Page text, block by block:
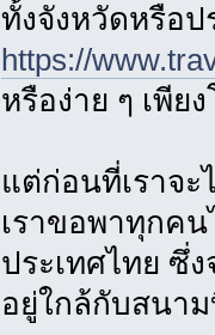
ทั้งจังหวัดหรือป
https://
หรือง่าย ๆ เพีย
แต่ก่อนที่เราจ
เราขอพาทุกค
ประเทศไทย ซึ่
อยู่ใกล้กับสนา